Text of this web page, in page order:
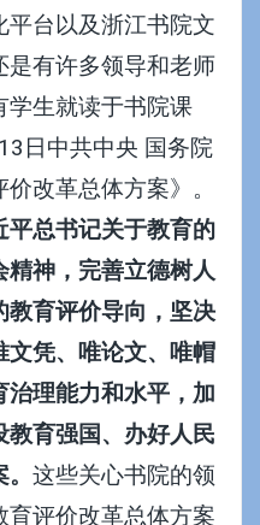
平台以及浙江书院文
是有许多领导和老师
学生就读于书院课
日中共中央 国务院
改革总体方案》。
平总书记关于教育的
神，完善立德树人
教育评价导向，坚决
文凭、唯论文、唯帽
理能力和水平，加
育强国、办好人民
这些关心书院的领
评价改革总体方案